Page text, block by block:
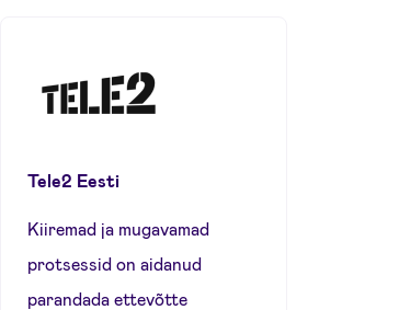
Tele2 Eesti
Kiiremad ja mugavamad
protsessid on aidanud
parandada ettevõtte